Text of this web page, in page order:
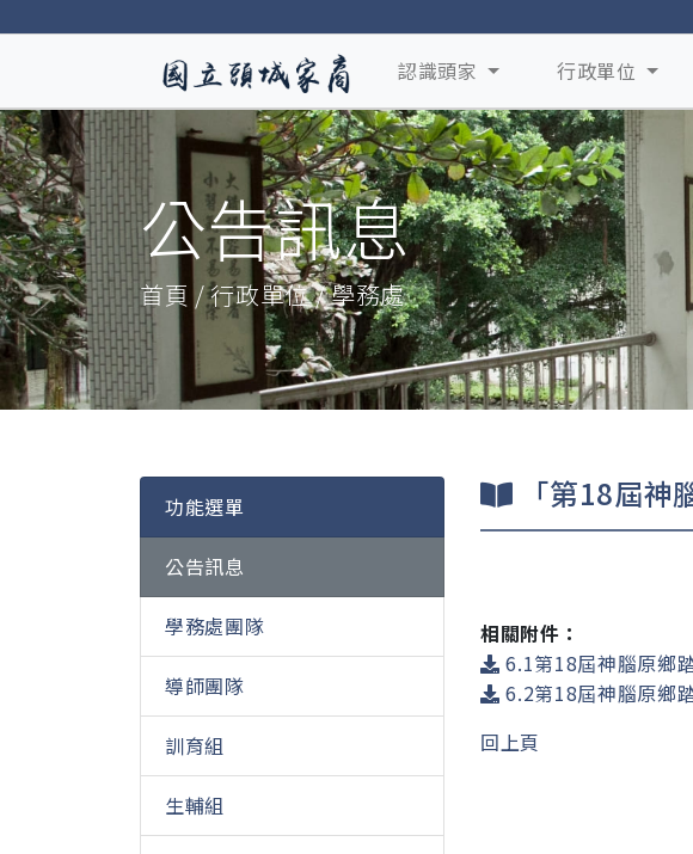
認識頭家 行政單位
公告訊息
首頁 / 行政單位 / 學務處
功能選單
公告訊息
學務處團隊
導師團隊
訓育組
生輔組
「第18屆神
相關附件：
6.1第18屆神腦原鄉
6.2第18屆神腦原鄉
回上頁